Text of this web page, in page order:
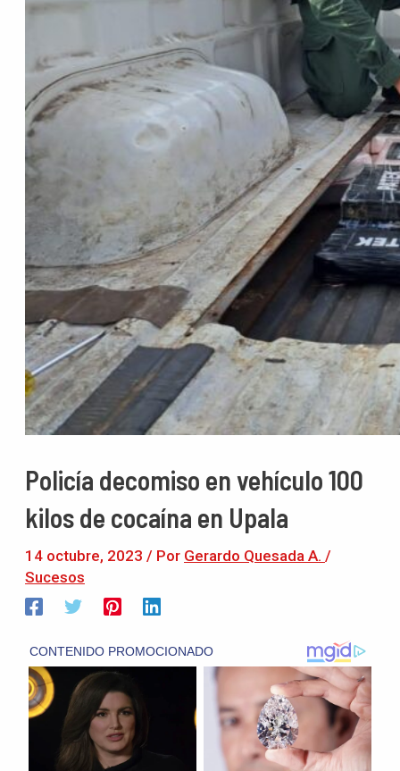
Policía decomiso en vehículo 100
kilos de cocaína en Upala
14 octubre, 2023 / Por Gerardo Quesada A. /
Sucesos